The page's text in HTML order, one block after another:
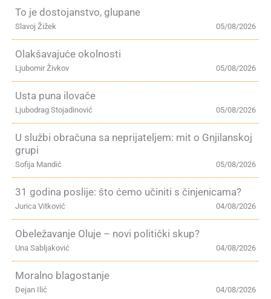
To je dostojanstvo, glupane
05/08/2026
Slavoj Žižek
Olakšavajuće okolnosti
05/08/2026
Ljubomir Živkov
Usta puna ilovače
05/08/2026
Ljubodrag Stojadinović
U službi obračuna sa neprijateljem: mit o Gnjilanskoj
grupi
05/08/2026
Sofija Mandić
31 godina poslije: što ćemo učiniti s činjenicama?
04/08/2026
Jurica Vitković
Obeležavanje Oluje – novi politički skup?
04/08/2026
Una Sabljaković
Moralno blagostanje
04/08/2026
Dejan Ilić